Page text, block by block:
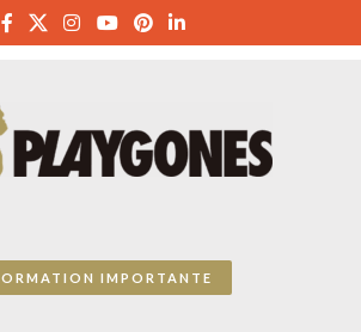
IMPORTANTE